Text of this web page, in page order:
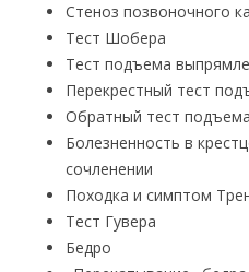
Стеноз позвоночного
Тест Шобера
Тест подъема
Перекрестный тест
Обратный тест
Болезненность в
сочленении
Походка и симптом
Тест Гувера
Бедро